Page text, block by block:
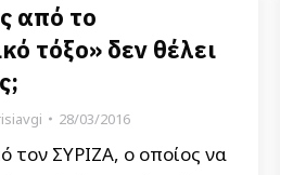
από το
τόξο» δεν θέλει
28/03/2016
τον ΣΥΡΙΖΑ, ο οποίος να